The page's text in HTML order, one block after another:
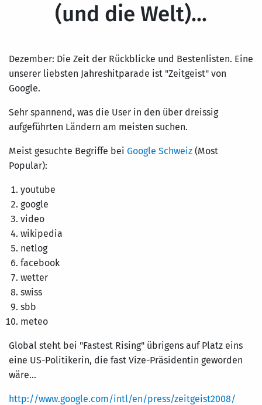
(und die Welt)...
Dezember: Die Zeit der Rückblicke und Bestenlisten. Eine
unserer liebsten Jahreshitparade ist "Zeitgeist" von
Google.
Sehr spannend, was die User in den über dreissig
aufgeführten Ländern am meisten suchen.
Meist gesuchte Begriffe bei Google Schweiz (Most
Popular):
youtube
google
video
wikipedia
netlog
facebook
wetter
swiss
sbb
meteo
Global steht bei "Fastest Rising" übrigens auf Platz eins
eine US-Politikerin, die fast Vize-Präsidentin geworden
wäre...
http://www.google.com/intl/en/press/zeitgeist2008/